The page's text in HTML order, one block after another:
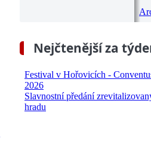
Nejčtenější za
Festival v Hořovicích -
2026
Slavnostní předání
hradu